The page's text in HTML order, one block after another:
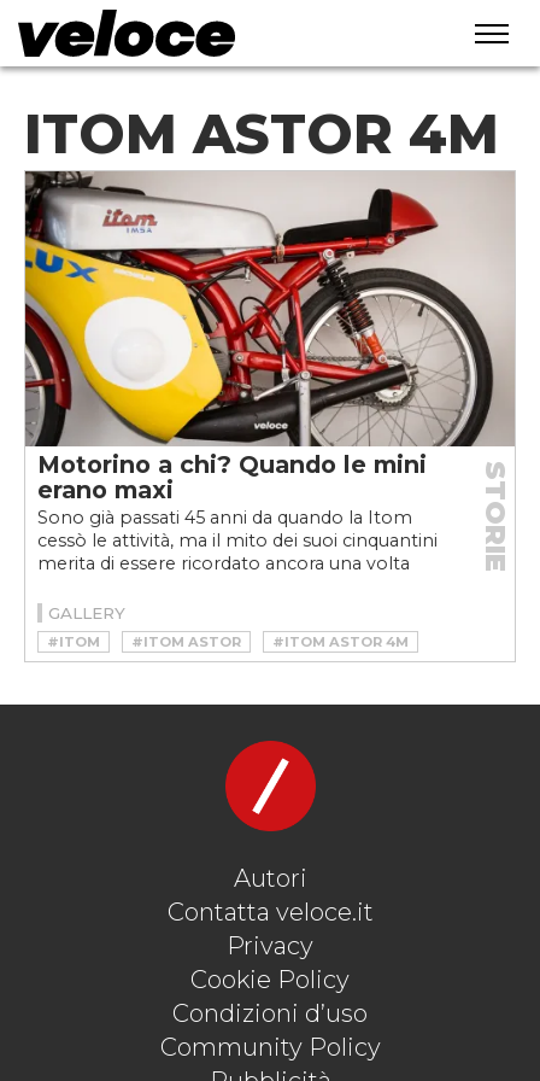
ITOM ASTOR 4M
Motorino a chi? Quando le mini
erano maxi
Sono già passati 45 anni da quando la Itom
cessò le attività, ma il mito dei suoi cinquantini
merita di essere ricordato ancora una volta
STORIE
GALLERY
#ITOM #ITOM ASTOR
#ITOM ASTOR 4M
#MOTO
#MOTOVELOCE
#STOR
Autori
Contatta veloce.it
Privacy
Cookie Policy
Condizioni d’uso
Community Policy